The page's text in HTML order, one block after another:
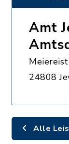
Amt
24808
Alle